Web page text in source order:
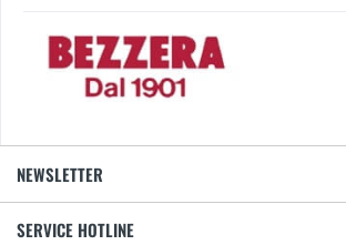
NEWSLETTER
SERVICE HOTLINE